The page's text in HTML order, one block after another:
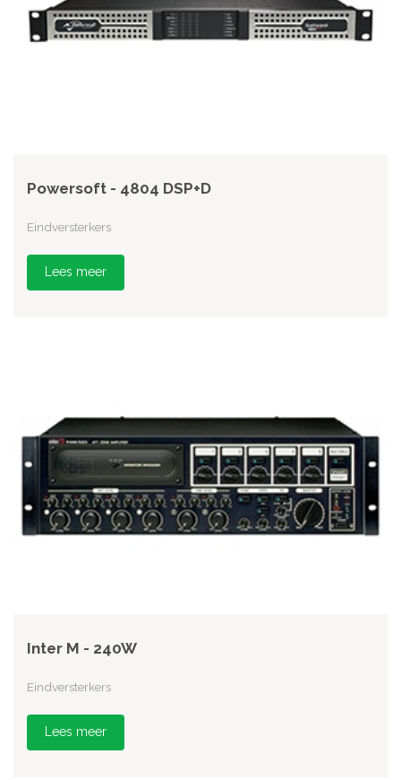
Powersoft - 4804 DSP+D
Eindversterkers
Lees meer
Inter M - 240W
Eindversterkers
Lees meer